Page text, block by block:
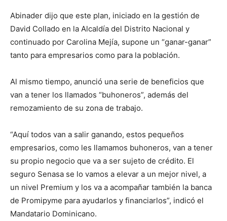
Abinader dijo que este plan, iniciado en la gestión de
David Collado en la Alcaldía del Distrito Nacional y
continuado por Carolina Mejía, supone un “ganar-ganar”
tanto para empresarios como para la población.
Al mismo tiempo, anunció una serie de beneficios que
van a tener los llamados “buhoneros”, además del
remozamiento de su zona de trabajo.
“Aquí todos van a salir ganando, estos pequeños
empresarios, como les llamamos buhoneros, van a tener
su propio negocio que va a ser sujeto de crédito. El
seguro Senasa se lo vamos a elevar a un mejor nivel, a
un nivel Premium y los va a acompañar también la banca
de Promipyme para ayudarlos y financiarlos”, indicó el
Mandatario Dominicano.